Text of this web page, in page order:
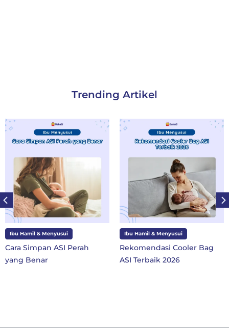
Trending Artikel
Ibu Hamil & Menyusui
Rekomendasi Cooler Bag
ASI Terbaik 2026
Ibu dan Anak
10 Perlengkapan Sekolah
SD Kelas 1 di Tahun Ajaran